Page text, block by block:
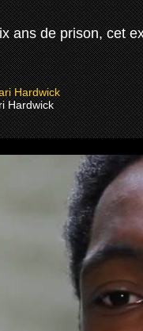
ans de prison, cet
Hardwick